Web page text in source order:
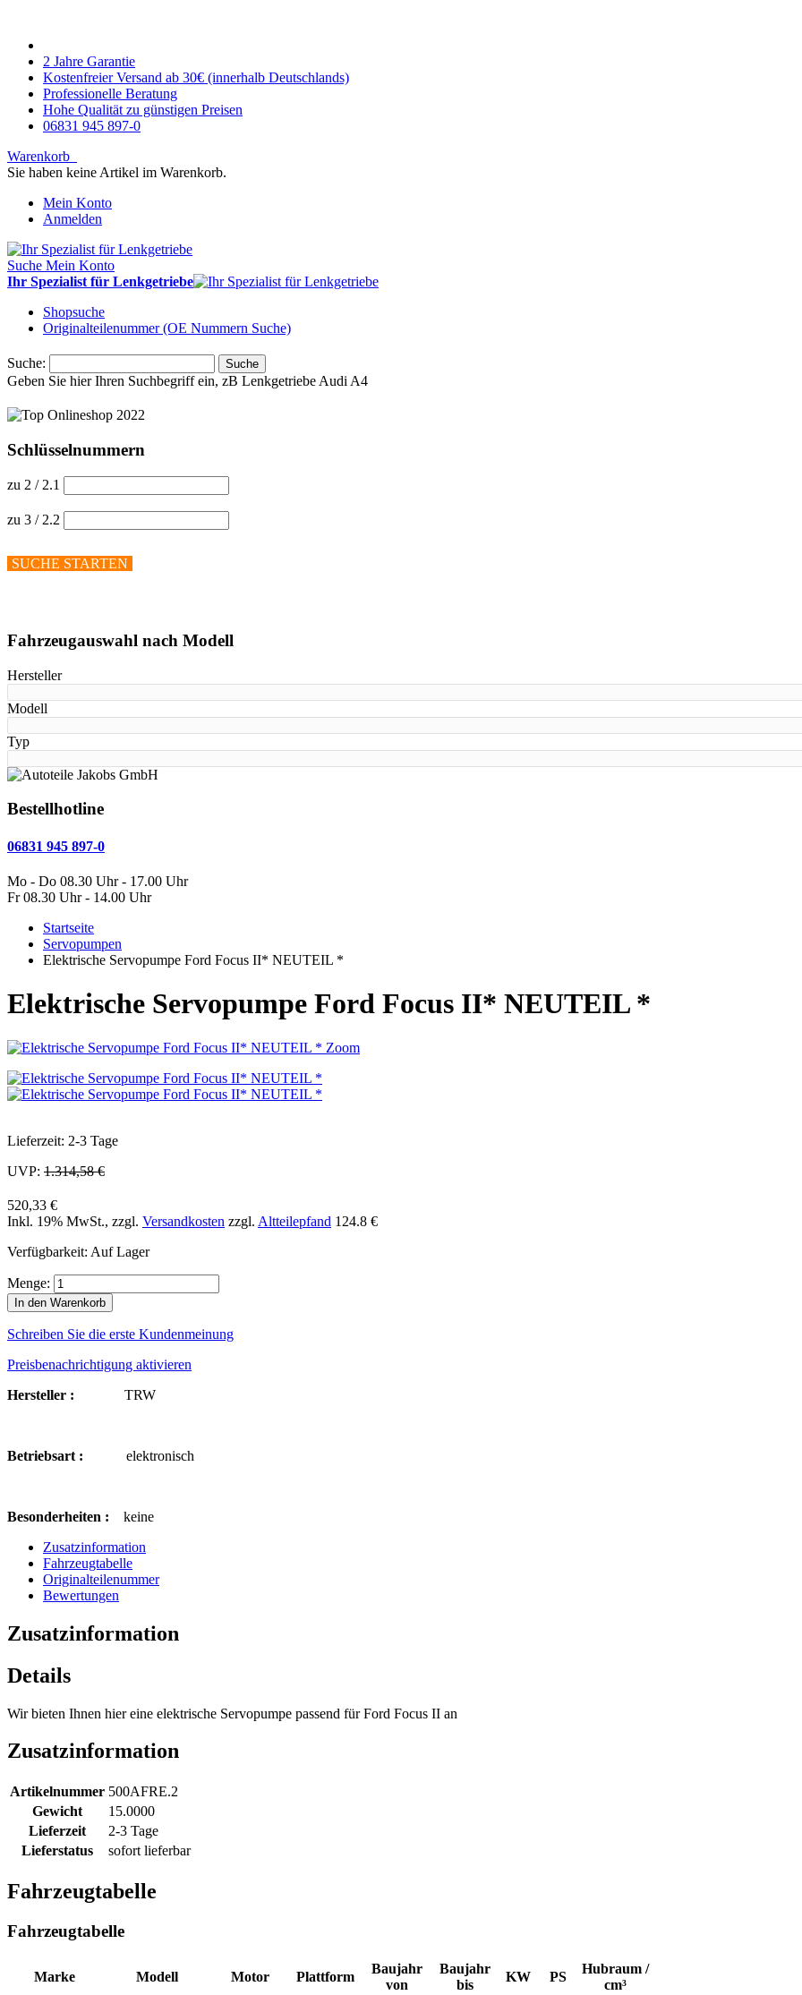
2 Jahre Garantie
Kostenfreier Versand ab 30€ (innerhalb Deutschlands)
Professionelle Beratung
Hohe Qualität zu günstigen Preisen
06831 945 897-0
Warenkorb
Sie haben keine Artikel im Warenkorb.
Mein Konto
Anmelden
Suche Mein Konto
Ihr Spezialist für Lenkgetriebe
Shopsuche
Originalteilenummer (OE Nummern Suche)
Suche: Suche
Geben Sie hier Ihren Suchbegriff ein, zB Lenkgetriebe Audi A4
Schlüsselnummern
zu 2 / 2.1
zu 3 / 2.2
SUCHE STARTEN
Fahrzeugauswahl nach Modell
Hersteller
Modell
Typ
Bestellhotline
06831 945 897-0
Mo - Do 08.30 Uhr - 17.00 Uhr
Fr 08.30 Uhr - 14.00 Uhr
Startseite
Servopumpen
Elektrische Servopumpe Ford Focus II* NEUTEIL *
Elektrische Servopumpe Ford Focus II* NEUTEIL *
Zoom
Lieferzeit: 2-3 Tage
UVP: 1.314,58 €
520,33 €
Inkl. 19% MwSt., zzgl. Versandkosten zzgl. Altteilepfand 124.8 €
Verfügbarkeit: Auf Lager
Menge:
In den Warenkorb
Schreiben Sie die erste Kundenmeinung
Preisbenachrichtigung aktivieren
Hersteller :
TRW
Betriebsart : elektronisch
Besonderheiten :
keine
Zusatzinformation
Fahrzeugtabelle
Originalteilenummer
Bewertungen
Zusatzinformation
Details
Wir bieten Ihnen hier eine elektrische Servopumpe passend für Ford Focus II an
Zusatzinformation
Artikelnummer 500AFRE.2
Gewicht
15.0000
Lieferzeit
2-3 Tage
Lieferstatus
sofort lieferbar
Fahrzeugtabelle
Fahrzeugtabelle
Marke Modell Motor Plattform
Baujahr
von
Baujahr
bis
KW PS
Hubraum /
cm³